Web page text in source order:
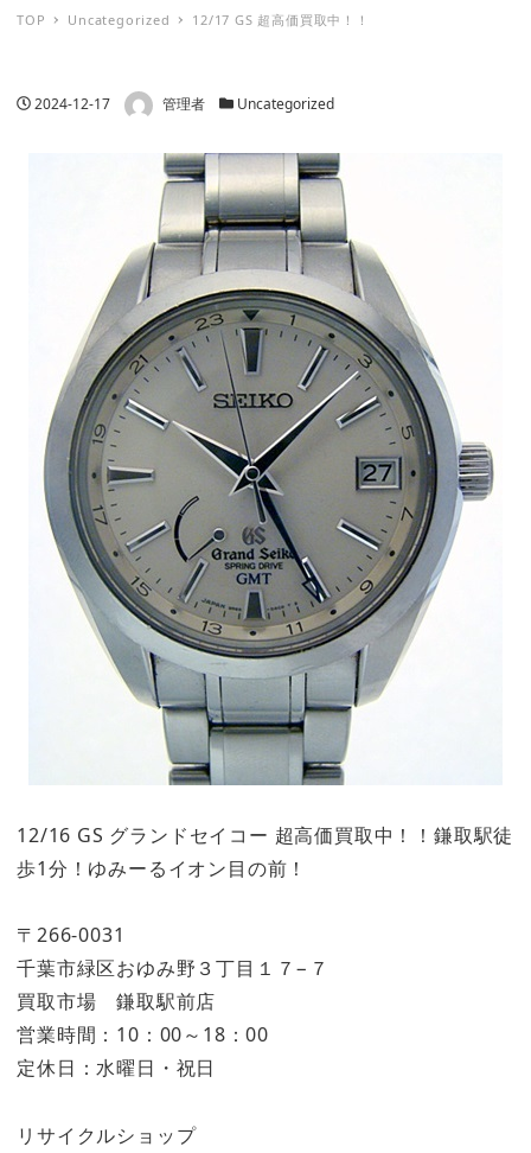
TOP Uncategorized 12/17 GS 超高価買取中！！
投稿日
2024-12-17 著者 管理者 カテゴリー
Uncategorized
12/16 GS グランドセイコー 超高価買取中！！鎌取駅徒
歩1分！ゆみーるイオン目の前！
〒266-0031
千葉市緑区おゆみ野３丁目１７−７
買取市場 鎌取駅前店
営業時間：10：00～18：00
定休日：水曜日・祝日
リサイクルショップ